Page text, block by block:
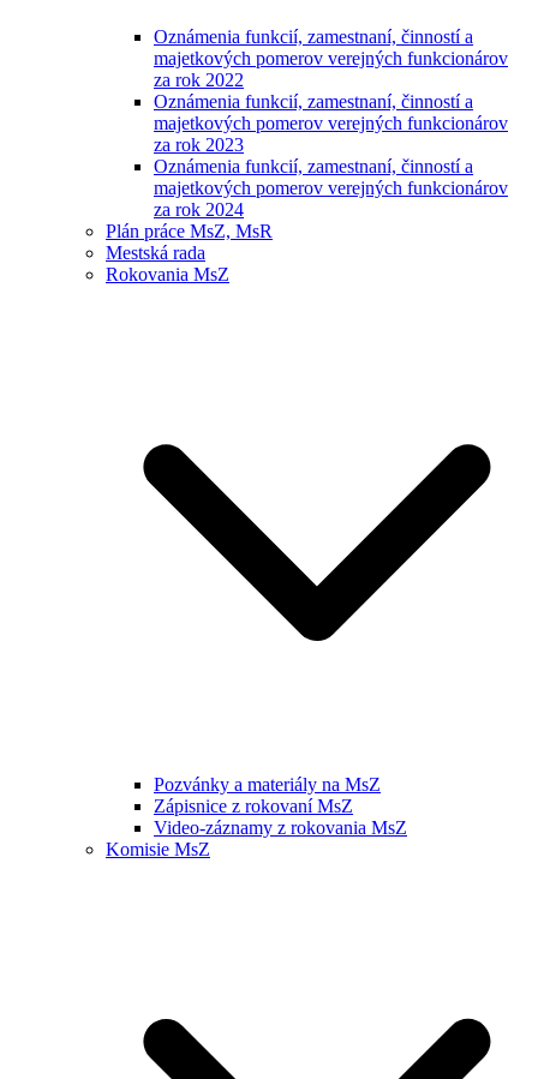
Oznámenia funkcií, zamestnaní, činností a
majetkových pomerov verejných funkcionárov
za rok 2022
Oznámenia funkcií, zamestnaní, činností a
majetkových pomerov verejných funkcionárov
za rok 2023
Oznámenia funkcií, zamestnaní, činností a
majetkových pomerov verejných funkcionárov
za rok 2024
Plán práce MsZ, MsR
Mestská rada
Rokovania MsZ
Pozvánky a materiály na MsZ
Zápisnice z rokovaní MsZ
Video-záznamy z rokovania MsZ
Komisie MsZ